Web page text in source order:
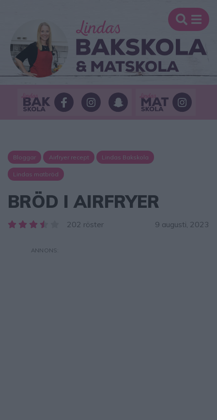
Bloggar Airfryer recept Lindas Bakskola
Lindas matbröd
BRÖD I AIRFRYER
202 röster 9 augusti, 2023